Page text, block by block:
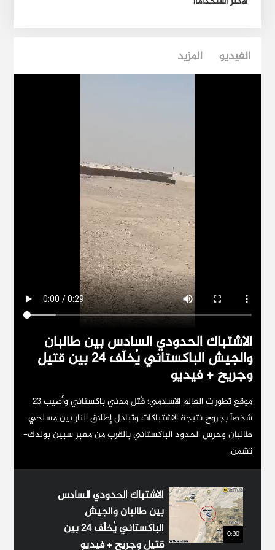
والذكاء الصناعي البحري في المنطقة
النفوذ الإماراتي في قطاع الطاقة العراقي
سادات، الاستشارية الدولية للدفاع، تركيا من أجل
العالم الاسلامي!
الفيديو المزيد
الاشتباك الحدودي السادس بين طالبان
والجيش الباكستاني يُخلّف 24 بين قتيل
وجريح + فيديو
موقع تطورات العالم الاسلامي؛ قُتل مدني باكستاني وأصيب 23
شخصاً بجروح نتيجة الاشتباكات وتبادل إطلاق النار بين مسلحي
طالبان وحرس الحدود الباكستاني بالقرب من معبر سبين بولدك-
تشمن.
0:30
الاشتباك الحدودي السادس
بين طالبان والجيش
الباكستاني يُخلّف 24 بين
قتيل وجريح + فيديو